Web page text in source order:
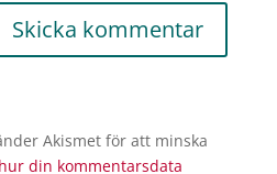
Akismet för att minska
din kommentarsdata